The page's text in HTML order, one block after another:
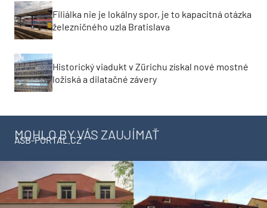
Filiálka nie je lokálny spor, je to kapacitná otázka
železničného uzla Bratislava
Historický viadukt v Zürichu získal nové mostné
ložiská a dilatačné závery
MOHLO BY VÁS ZAUJÍMAŤ
ASB-PORTAL.CZ